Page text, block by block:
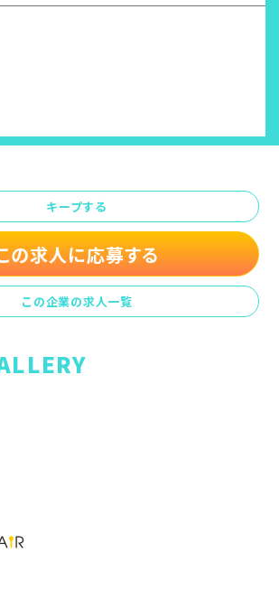
キープする
の求人に応募する
この企業の求人一覧